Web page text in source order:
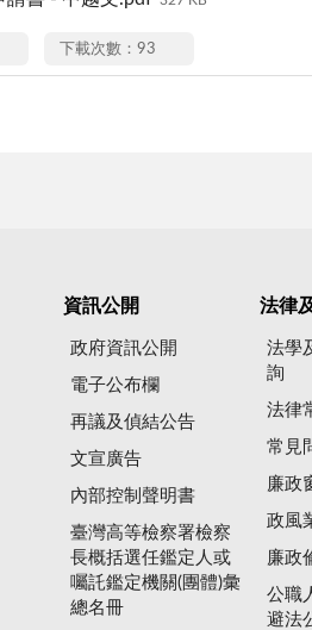
下載次數：93
資訊公開
政府資訊公開
電子公布欄
再議及偵結公告
文宣廣告
內部控制聲明書
臺灣高等檢察署檢察
長概括選任鑑定人或
囑託鑑定機關(團體)彙
總名冊
法律
法學
詢
法律
常見
廉政
政風
廉政
公職
避法